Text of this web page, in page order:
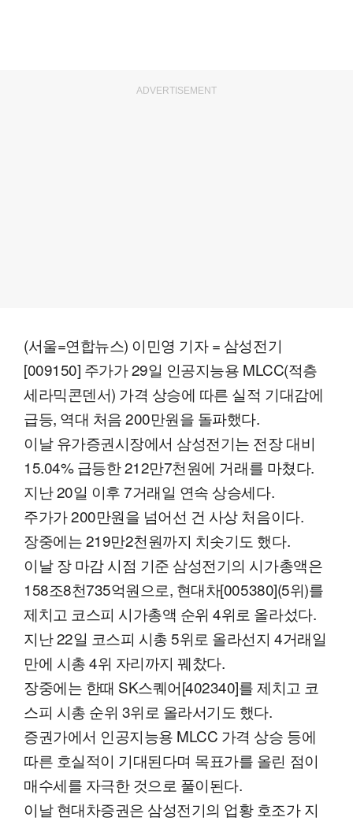
ADVERTISEMENT
(서울=연합뉴스) 이민영 기자 = 삼성전기
[009150] 주가가 29일 인공지능용 MLCC(적층
세라믹콘덴서) 가격 상승에 따른 실적 기대감에
급등, 역대 처음 200만원을 돌파했다.
이날 유가증권시장에서 삼성전기는 전장 대비
15.04% 급등한 212만7천원에 거래를 마쳤다.
지난 20일 이후 7거래일 연속 상승세다.
주가가 200만원을 넘어선 건 사상 처음이다.
장중에는 219만2천원까지 치솟기도 했다.
이날 장 마감 시점 기준 삼성전기의 시가총액은
158조8천735억원으로, 현대차[005380](5위)를
제치고 코스피 시가총액 순위 4위로 올라섰다.
지난 22일 코스피 시총 5위로 올라선지 4거래일
만에 시총 4위 자리까지 꿰찼다.
장중에는 한때 SK스퀘어[402340]를 제치고 코
스피 시총 순위 3위로 올라서기도 했다.
증권가에서 인공지능용 MLCC 가격 상승 등에
따른 호실적이 기대된다며 목표가를 올린 점이
매수세를 자극한 것으로 풀이된다.
이날 현대차증권은 삼성전기의 업황 호조가 지